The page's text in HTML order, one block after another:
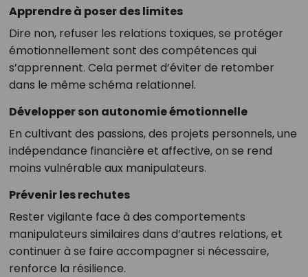
Apprendre à poser des limites
Dire non, refuser les relations toxiques, se protéger
émotionnellement sont des compétences qui
s’apprennent. Cela permet d’éviter de retomber
dans le même schéma relationnel.
Développer son autonomie émotionnelle
En cultivant des passions, des projets personnels, une
indépendance financière et affective, on se rend
moins vulnérable aux manipulateurs.
Prévenir les rechutes
Rester vigilante face à des comportements
manipulateurs similaires dans d’autres relations, et
continuer à se faire accompagner si nécessaire,
renforce la résilience.